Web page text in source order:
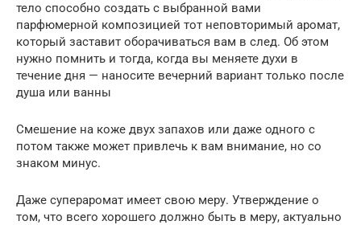
тело способно создать с выбранной вами
парфюмерной композицией тот неповторимый аромат,
который заставит оборачиваться вам в след. Об этом
нужно помнить и тогда, когда вы меняете духи в
течение дня — наносите вечерний вариант только после
душа или ванны
Смешение на коже двух запахов или даже одного с
потом также может привлечь к вам внимание, но со
знаком минус.
Даже супераромат имеет свою меру. Утверждение о
том, что всего хорошего должно быть в меру, актуально